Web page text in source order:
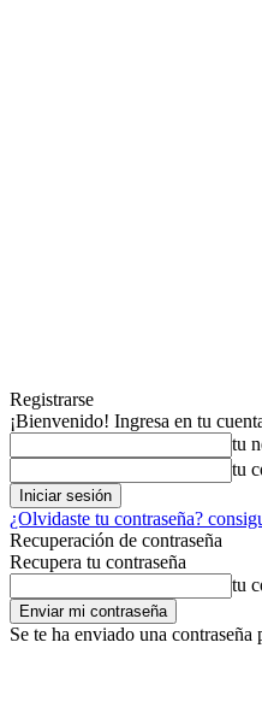
Registrarse
¡Bienvenido! Ingresa en tu
tu
tu
¿Olvidaste tu contraseña?
Recuperación de contraseña
Recupera tu contraseña
tu
Se te ha enviado una